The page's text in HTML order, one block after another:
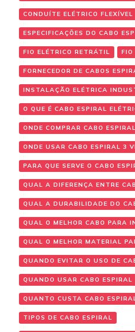
CONDUÍTE ELÉTRICO FLEXÍVEL
ESPECIFICAÇÕES DO CABO
FIO ELÉTRICO RETRÁTIL FIO
FORNECEDOR DE CABOS
INSTALAÇÃO ELÉTRICA
O QUE É CABO ESPIRAL
ONDE COMPRAR CABO
ONDE USAR CABO ESPIRAL 3
PARA QUE SERVE O CABO
QUAL A DIFERENÇA ENTRE
QUAL A DURABILIDADE DO
QUAL O MELHOR CABO PARA
QUAL O MELHOR MATERIAL
QUANDO EVITAR O USO DE
QUANDO USAR CABO ESPIRAL
QUANTO CUSTA CABO
TIPOS DE CABO ESPIRAL